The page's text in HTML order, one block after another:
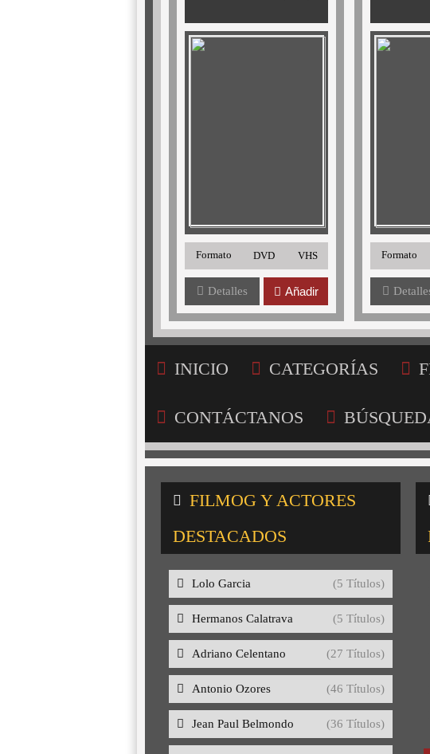
Formato DVD VHS
Detalles Añadir
Formato
INICIO CATEGORÍAS
CONTÁCTANOS
FILMOG Y ACTORES
DESTACADOS
Lolo Garcia (5 Títulos)
Hermanos Calatrava (5 Títulos)
Adriano Celentano (27 Títulos)
Antonio Ozores (46 Títulos)
Jean Paul Belmondo (36 Títulos)